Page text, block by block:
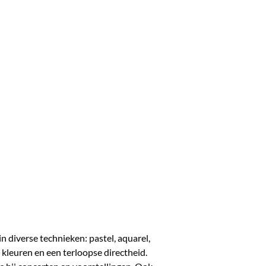
diverse technieken: pastel, aquarel,
en een terloopse directheid.